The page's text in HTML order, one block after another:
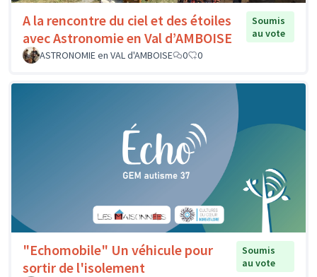
A la rencontre du ciel et des étoiles
avec Astronomie en Val d’AMBOISE
Soumis
au vote
ASTRONOMIE en VAL d'AMBOISE
0 0
"Echomobile" Un véhicule pour
sortir de l'isolement
Soumis
au vote